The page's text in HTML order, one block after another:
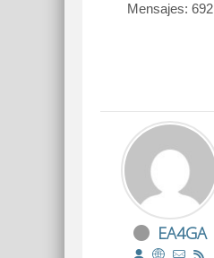
Mensajes: 692
EA4GA